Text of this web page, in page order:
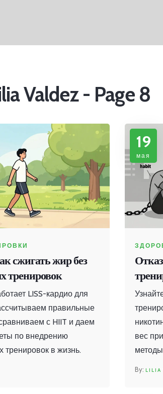
Valdez - Page 8
сжигать жир без
тренировок
LISS-кардио для
правильные
с HIIT и даем
по внедрению
тренировок в жизнь.
19
мая
вес
LILIA